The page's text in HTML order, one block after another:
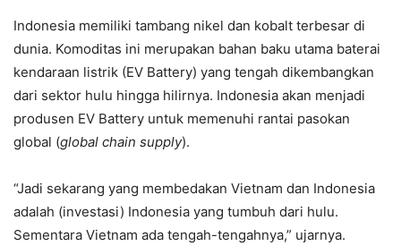
Indonesia memiliki tambang nikel dan kobalt terbesar di
dunia. Komoditas ini merupakan bahan baku utama baterai
kendaraan listrik (EV Battery) yang tengah dikembangkan
dari sektor hulu hingga hilirnya. Indonesia akan menjadi
produsen EV Battery untuk memenuhi rantai pasokan
global (global chain supply).
“Jadi sekarang yang membedakan Vietnam dan Indonesia
adalah (investasi) Indonesia yang tumbuh dari hulu.
Sementara Vietnam ada tengah-tengahnya,” ujarnya.